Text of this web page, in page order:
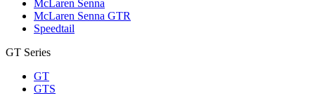
McLaren Senna
McLaren Senna GTR
Speedtail
GT Series
GT
GTS